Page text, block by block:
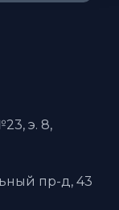
э. 8,
пр-д, 43